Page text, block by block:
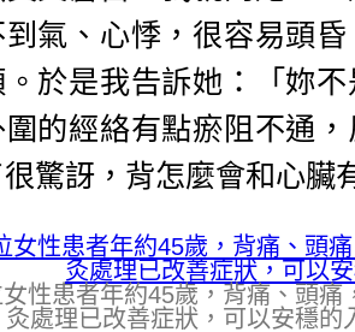
氣、心悸，很容易頭
於是我告訴她：「妳
的經絡有點瘀阻不通
驚訝，背怎麼會和心臟
性患者年約45歲，背痛、頭痛
灸處理已改善症狀，可以安穩的